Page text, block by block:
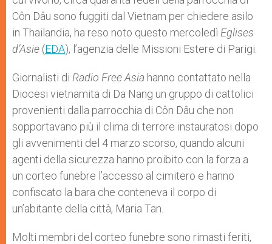
Côn Dâu sono fuggiti dal Vietnam per chiedere asilo
in Thailandia, ha reso noto questo mercoledì Eglises
d’Asie (EDA), l’agenzia delle Missioni Estere di Parigi.
Giornalisti di Radio Free Asia hanno contattato nella
Diocesi vietnamita di Da Nang un gruppo di cattolici
provenienti dalla parrocchia di Côn Dâu che non
sopportavano più il clima di terrore instauratosi dopo
gli avvenimenti del 4 marzo scorso, quando alcuni
agenti della sicurezza hanno proibito con la forza a
un corteo funebre l’accesso al cimitero e hanno
confiscato la bara che conteneva il corpo di
un’abitante della città, Maria Tan.
Molti membri del corteo funebre sono rimasti feriti,